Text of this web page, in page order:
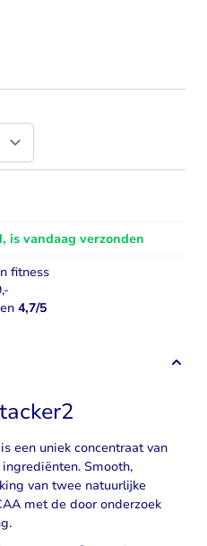
is vandaag verzonden
fitness
4,7/5
een uniek concentraat van
Smooth,
van twee natuurlijke
met de door onderzoek